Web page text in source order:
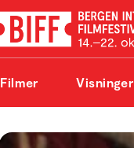
Filmer Visninger